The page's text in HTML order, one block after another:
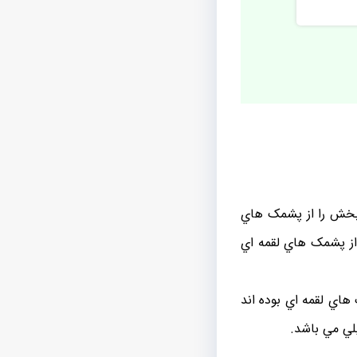
بخش را از پشمک هاي
از پشمک هاي لقمه اي
لقمه اي بوده اند
مي باشد.